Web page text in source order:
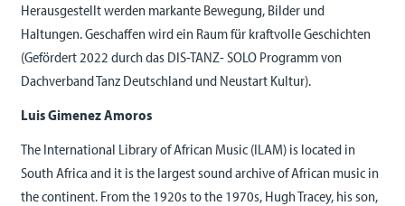
Herausgestellt werden markante Bewegung, Bilder und
Haltungen. Geschaffen wird ein Raum für kraftvolle Geschichten
(Gefördert 2022 durch das DIS-TANZ- SOLO Programm von
Dachverband Tanz Deutschland und Neustart Kultur).
Luis Gimenez Amoros
The International Library of African Music (ILAM) is located in
South Africa and it is the largest sound archive of African music in
the continent. From the 1920s to the 1970s, Hugh Tracey, his son,